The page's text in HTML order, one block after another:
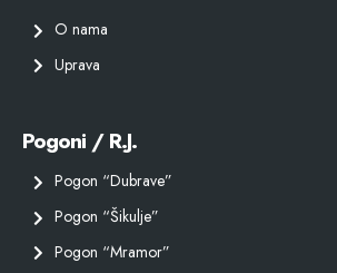
O nama
Uprava
Pogoni / R.J.
Pogon “Dubrave”
Pogon “Šikulje”
Pogon “Mramor”